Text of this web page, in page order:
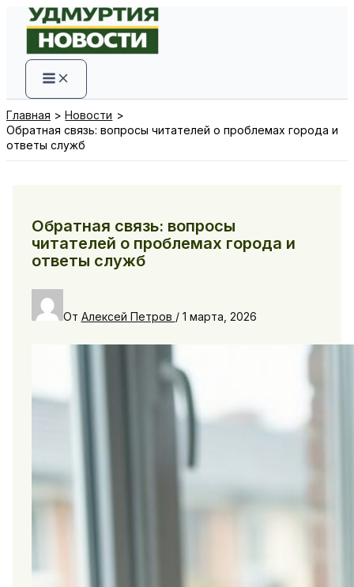
Перейти
содержимому
Главная
Новости
Обратная связь: вопросы читателей о проблемах города и
ответы служб
Обратная связь: вопросы
читателей о проблемах города и
ответы служб
От Алексей Петров / 1 марта, 2026